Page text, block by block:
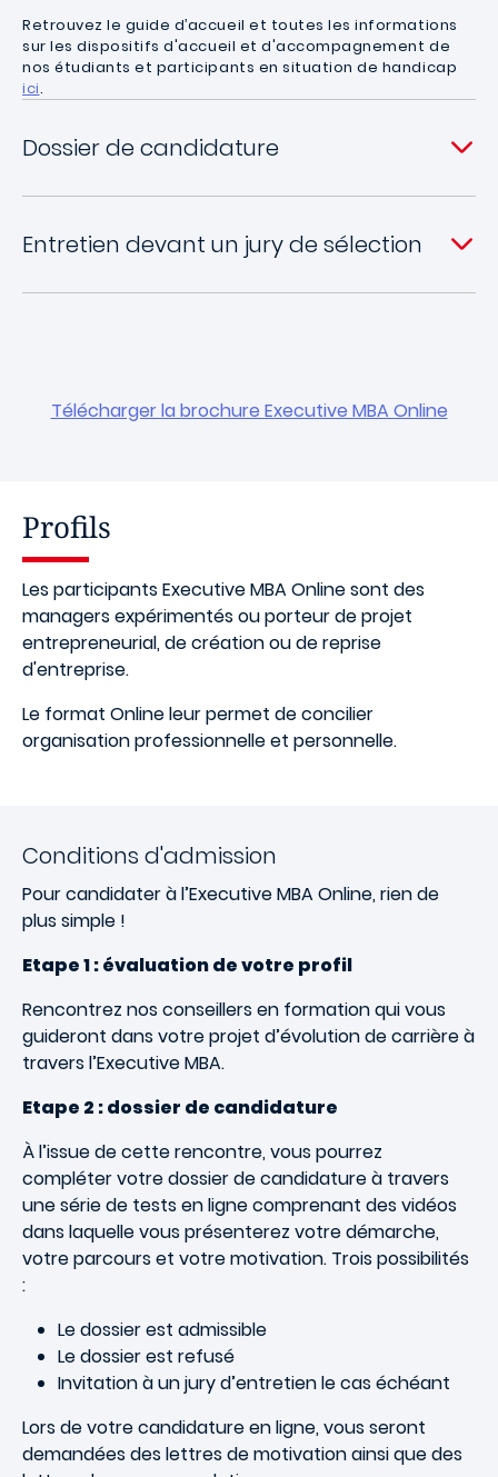
Retrouvez le guide d’accueil et toutes les informations
sur les dispositifs d'accueil et d'accompagnement de
nos étudiants et participants en situation de handicap
ici.
Dossier de candidature
Entretien devant un jury de sélection
Télécharger la brochure Executive MBA Online
Profils
Les participants Executive MBA Online sont des
managers expérimentés ou porteur de projet
entrepreneurial, de création ou de reprise
d'entreprise.
Le format Online leur permet de concilier
organisation professionnelle et personnelle.
Conditions d'admission
Pour candidater à l’Executive MBA Online, rien de
plus simple !
Etape 1 : évaluation de votre profil
Rencontrez nos conseillers en formation qui vous
guideront dans votre projet d’évolution de carrière à
travers l’Executive MBA.
Etape 2 : dossier de candidature
À l’issue de cette rencontre, vous pourrez
compléter votre dossier de candidature à travers
une série de tests en ligne comprenant des vidéos
dans laquelle vous présenterez votre démarche,
votre parcours et votre motivation. Trois possibilités
:
Le dossier est admissible
Le dossier est refusé
Invitation à un jury d’entretien le cas échéant
Lors de votre candidature en ligne, vous seront
demandées des lettres de motivation ainsi que des